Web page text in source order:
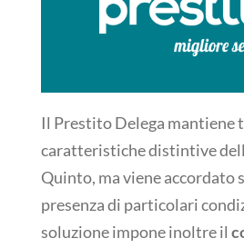
Il Prestito Delega mantiene
caratteristiche distintive
Quinto, ma viene accordato
presenza di particolari
soluzione impone inoltre il